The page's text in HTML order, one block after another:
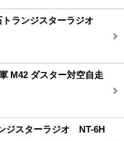
ランジスターラジオ
M42 ダスター対空自走
ジスターラジオ NT-6H